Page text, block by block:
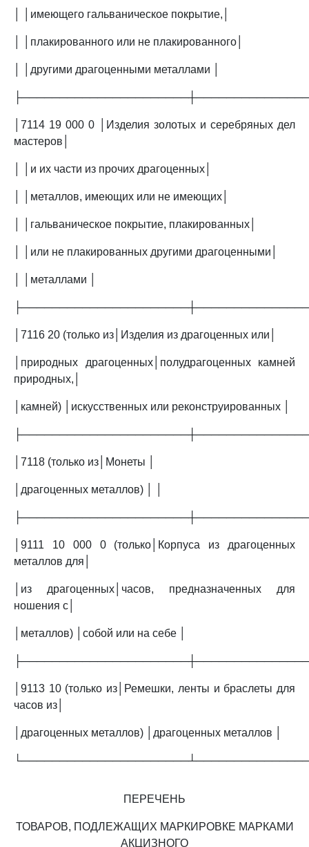
│ │имеющего гальваническое покрытие,│
│ │плакированного или не плакированного│
│ │другими драгоценными металлами │
│7114 19 000 0 │Изделия золотых и серебряных дел
мастеров│
│ │и их части из прочих драгоценных│
│ │металлов, имеющих или не имеющих│
│ │гальваническое покрытие, плакированных│
│ │или не плакированных другими драгоценными│
│ │металлами │
│7116 20 (только из│Изделия из драгоценных или│
│природных драгоценных│полудрагоценных камней
природных,│
│камней) │искусственных или реконструированных │
│7118 (только из│Монеты │
│драгоценных металлов) │ │
│9111 10 000 0 (только│Корпуса из драгоценных
металлов для│
│из драгоценных│часов, предназначенных для
ношения с│
│металлов) │собой или на себе │
│9113 10 (только из│Ремешки, ленты и браслеты для
часов из│
│драгоценных металлов) │драгоценных металлов │
ПЕРЕЧЕНЬ
ТОВАРОВ, ПОДЛЕЖАЩИХ МАРКИРОВКЕ МАРКАМИ
АКЦИЗНОГО